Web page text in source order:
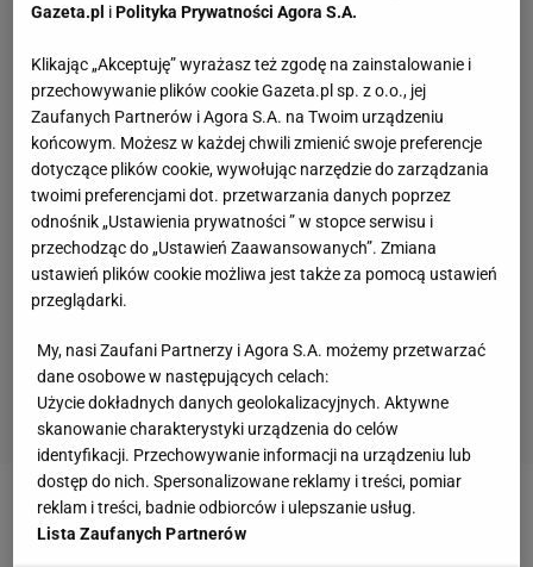
Zobacz wideoListkiewicz dostał kontrę. Jaśniej się
nie da. "Tragedia ludzka i groby"
Gazeta.pl iPolityka Prywatności Agora S.A.
Klikając „Akceptuję” wyrażasz też zgodę na zainstalowanie i
przechowywanie plików cookie Gazeta.pl sp. z o.o., jej
Zaufanych Partnerów i Agora S.A. na Twoim urządzeniu
końcowym. Możesz w każdej chwili zmienić swoje preferencje
dotyczące plików cookie, wywołując narzędzie do zarządzania
twoimi preferencjami dot. przetwarzania danych poprzez
odnośnik „Ustawienia prywatności ” w stopce serwisu i
przechodząc do „Ustawień Zaawansowanych”. Zmiana
ustawień plików cookie możliwa jest także za pomocą ustawień
przeglądarki.
My, nasi Zaufani Partnerzy i Agora S.A. możemy przetwarzać
dane osobowe w następujących celach:
Użycie dokładnych danych geolokalizacyjnych. Aktywne
skanowanie charakterystyki urządzenia do celów
identyfikacji. Przechowywanie informacji na urządzeniu lub
dostęp do nich. Spersonalizowane reklamy i treści, pomiar
reklam i treści, badnie odbiorców i ulepszanie usług.
Lista Zaufanych Partnerów